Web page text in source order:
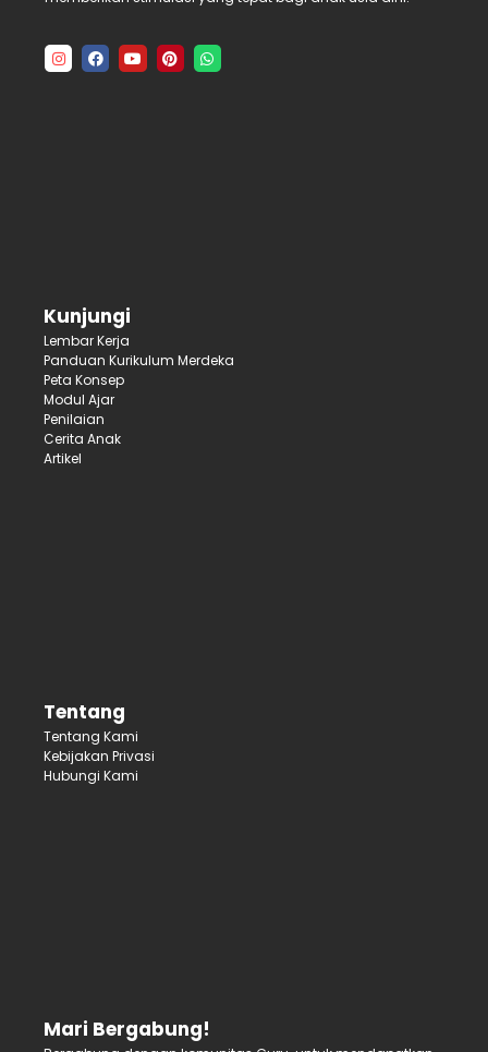
Kunjungi
Lembar Kerja
Panduan Kurikulum Merdeka
Peta Konsep
Modul Ajar
Penilaian
Cerita Anak
Artikel
Tentang
Tentang Kami
Kebijakan Privasi
Hubungi Kami
Mari Bergabung!